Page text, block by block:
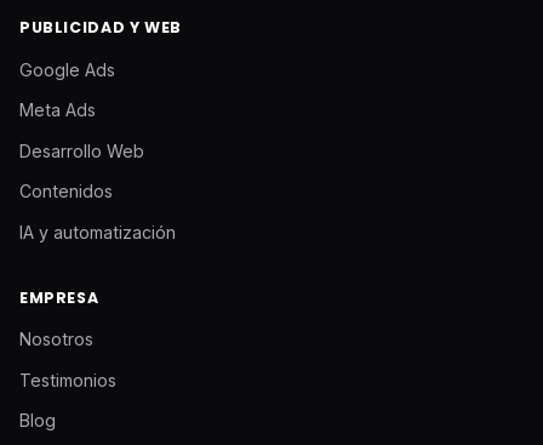
PUBLICIDAD Y WEB
Google Ads
Meta Ads
Desarrollo Web
Contenidos
IA y automatización
EMPRESA
Nosotros
Testimonios
Blog